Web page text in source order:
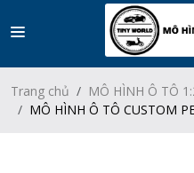
Trang chủ
MÔ HÌNH Ô TÔ
MÔ HÌNH Ô TÔ CUSTOM